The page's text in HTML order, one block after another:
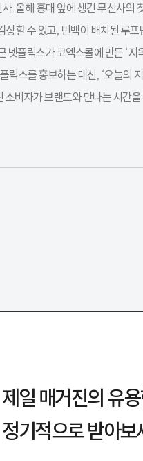
. 올해 홍대 앞에 생긴 무신사의
할 수 있고, 빈백이 배치된 루
플릭스가 코엑스몰에 만든 ‘지
릭스를 홍보하는 대신, ‘오늘의
비자가 브랜드와 만나는 시간
제일 매거진의 유
정기적으로 받아보